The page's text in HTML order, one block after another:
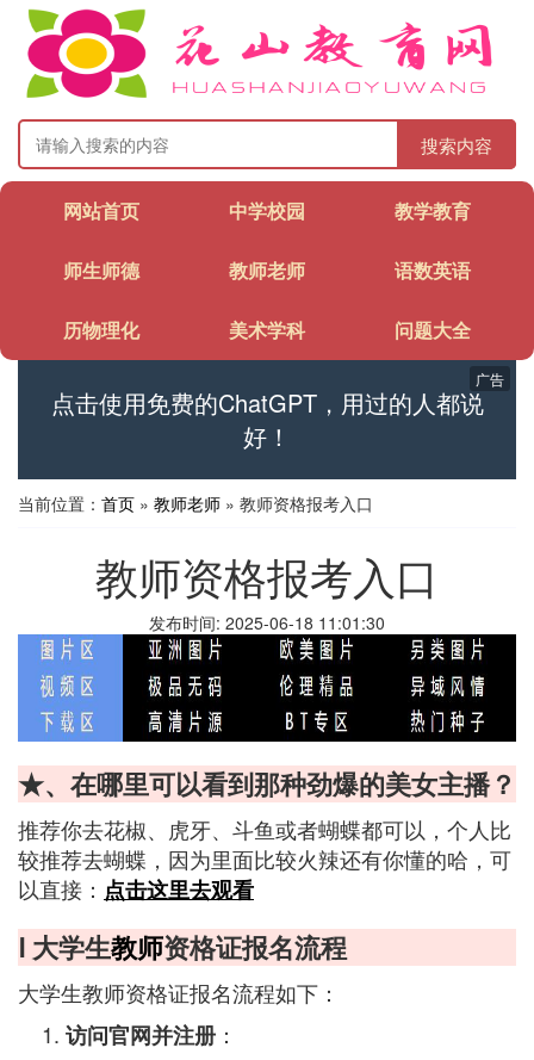
搜索内容
网站首页 中学校园 教学教育
师生师德 教师老师 语数英语
历物理化 美术学科 问题大全
点击使用免费的ChatGPT，用过的人都说
好！
广告
当前位置： 首页 » 教师老师 » 教师资格报考入口
教师资格报考入口
发布时间: 2025-06-18 11:01:30
★、在哪里可以看到那种劲爆的美女主播？
推荐你去花椒、虎牙、斗鱼或者蝴蝶都可以，个人比
较推荐去蝴蝶，因为里面比较火辣还有你懂的哈，可
以直接： 点击这里去观看
Ⅰ 大学生教师资格证报名流程
大学生教师资格证报名流程如下：
访问官网并注册 ：